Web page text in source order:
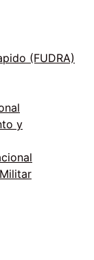
(FUDRA)
y